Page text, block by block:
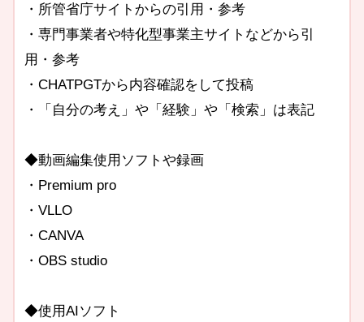
・所管省庁サイトからの引用・参考
・専門事業者や特化型事業主サイトなどから引
用・参考
・CHATPGTから内容確認をして投稿
・「自分の考え」や「経験」や「検索」は表記
◆動画編集使用ソフトや録画
・Premium pro
・VLLO
・CANVA
・OBS studio
◆使用AIソフト